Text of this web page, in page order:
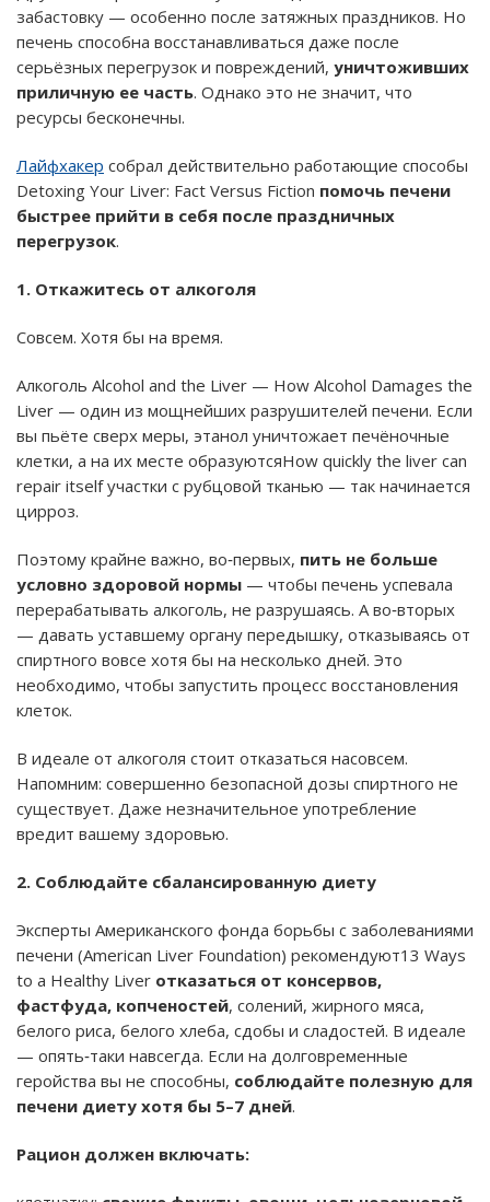
забастовку — особенно после затяжных праздников. Но
печень способна восстанавливаться даже после
серьёзных перегрузок и повреждений, уничтоживших
приличную ее часть. Однако это не значит, что
ресурсы бесконечны.
Лайфхакер собрал действительно работающие способы
Detoxing Your Liver: Fact Versus Fiction помочь печени
быстрее прийти в себя после праздничных
перегрузок.
1. Откажитесь от алкоголя
Совсем. Хотя бы на время.
Алкоголь Alcohol and the Liver — How Alcohol Damages the
Liver — один из мощнейших разрушителей печени. Если
вы пьёте сверх меры, этанол уничтожает печёночные
клетки, а на их месте образуютсяHow quickly the liver can
repair itself участки с рубцовой тканью — так начинается
цирроз.
Поэтому крайне важно, во‑первых, пить не больше
условно здоровой нормы — чтобы печень успевала
перерабатывать алкоголь, не разрушаясь. А во‑вторых
— давать уставшему органу передышку, отказываясь от
спиртного вовсе хотя бы на несколько дней. Это
необходимо, чтобы запустить процесс восстановления
клеток.
В идеале от алкоголя стоит отказаться насовсем.
Напомним: совершенно безопасной дозы спиртного не
существует. Даже незначительное употребление
вредит вашему здоровью.
2. Соблюдайте сбалансированную диету
Эксперты Американского фонда борьбы с заболеваниями
печени (American Liver Foundation) рекомендуют13 Ways
to a Healthy Liver отказаться от консервов,
фастфуда, копченостей, солений, жирного мяса,
белого риса, белого хлеба, сдобы и сладостей. В идеале
— опять‑таки навсегда. Если на долговременные
геройства вы не способны, соблюдайте полезную для
печени диету хотя бы 5–7 дней.
Рацион должен включать: